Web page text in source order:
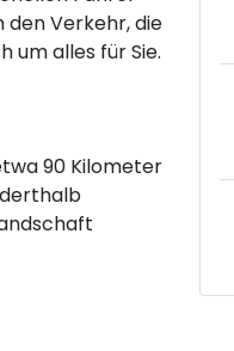
den Verkehr, die
um alles für Sie.
90 Kilometer